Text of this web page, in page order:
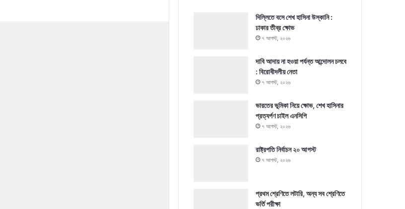
দিল্লিতে বসে শেখ হাসিনা উস্কানি :
ঢাকার তীব্র ক্ষোভ
৭ আগস্ট, ২০২৬
দাবি আদায় না হওয়া পর্যন্ত আন্দোলন চলবে
: বিরোধীদলীয় নেতা
৭ আগস্ট, ২০২৬
ভারতের ভূমিকা নিয়ে ক্ষোভ, শেখ হাসিনার
প্রত্যর্পণ চাইল এনসিপি
৭ আগস্ট, ২০২৬
রাষ্ট্রপতি নির্বাচন ২০ আগস্ট
৭ আগস্ট, ২০২৬
প্রথম শ্রেণিতে লটারি, অন্য সব শ্রেণিতে
ভর্তি পরীক্ষা